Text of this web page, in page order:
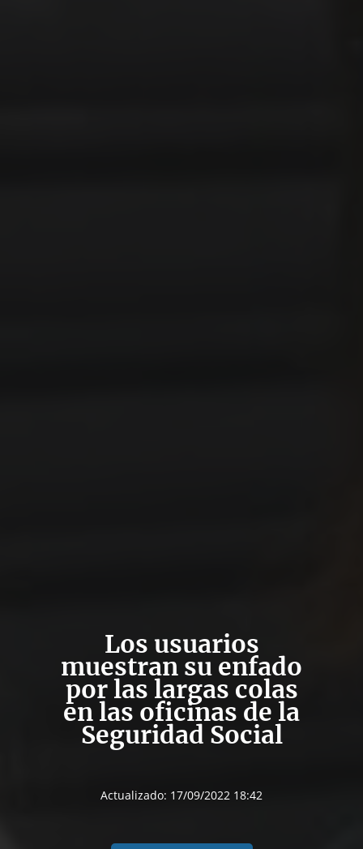
Los usuarios
muestran su enfado
por las largas colas
en las oficinas de la
Seguridad Social
Actualizado: 17/09/2022 18:42